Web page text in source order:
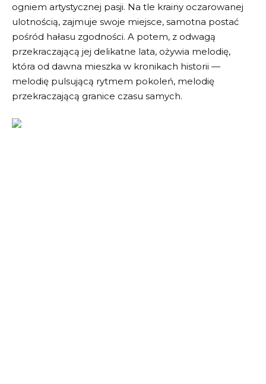
ogniem artystycznej pasji. Na tle krainy oczarowanej
ulotnością, zajmuje swoje miejsce, samotna postać
pośród hałasu zgodności. A potem, z odwagą
przekraczającą jej delikatne lata, ożywia melodię,
która od dawna mieszka w kronikach historii —
melodię pulsującą rytmem pokoleń, melodię
przekraczającą granice czasu samych.